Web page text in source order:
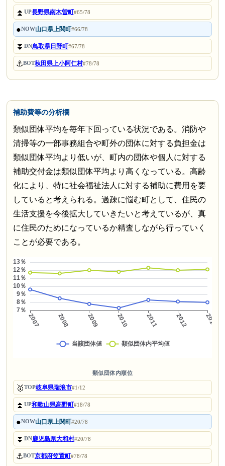
⏫UP長野県南木曽町#65/78
●NOW山口県上関町#66/78
⏬DN鳥取県日野町#67/78
⚓BOT秋田県上小阿仁村#78/78
補助費等の分析欄
類似団体平均を毎年下回っている状況である。消防や
清掃等の一部事務組合や町外の団体に対する負担金は
類似団体平均より低いが、町内の団体や個人に対する
補助交付金は類似団体平均より高くなっている。高齢
化により、特に社会福祉法人に対する補助に費用を要
していると考えられる。過疎に悩む町として、住民の
生活支援を今後拡大していきたいと考えているが、真
に住民のためになっているか精査しながら行っていく
ことが必要である。
類似団体内順位
🥇TOP岐阜県瑞浪市#1/12
⏫UP和歌山県高野町#18/78
●NOW山口県上関町#20/78
⏬DN鹿児島県大和村#20/78
⚓BOT京都府笠置町#78/78